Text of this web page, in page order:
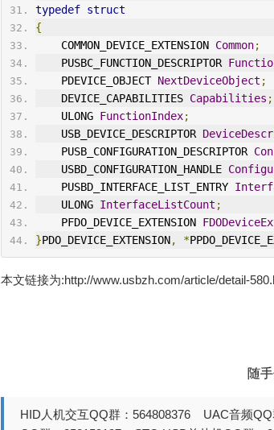
typedef struct
{
    COMMON_DEVICE_EXTENSION
Common;
    PUSBC_FUNCTION_DESCRIPTOR
    PDEVICE_OBJECT
NextDeviceObject ;
    DEVICE_CAPABILITIES
Capabilities ;
    ULONG
FunctionIndex;
    USB_DEVICE_DESCRIPTOR
    PUSB_CONFIGURATION_DESCRIPTOR
    USBD_CONFIGURATION_HANDLE
    PUSBD_INTERFACE_LIST_ENTRY
    ULONG
InterfaceListCount ;
    PFDO_DEVICE_EXTENSION
}PDO_DEVICE_EXTENSION, *
本文链接为:http://www.usbzh.com/article/detail-
随
HID人机交互QQ群：564808376 UAC音频